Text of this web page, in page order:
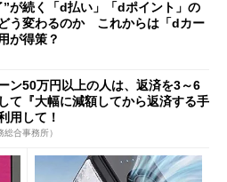
”が続く「d払い」「dポイント」の
う変わるのか これからは「dカー
が得策？
ン50万円以上の人は、返済を3～6
て『大幅に減額してから返済する手
用して！
合事務所）